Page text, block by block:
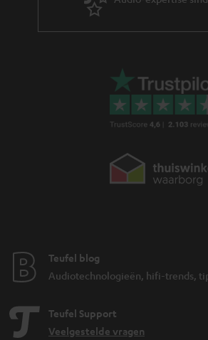
Teufel blog
Audiotechnologieën, hifi-trends,
Teufel Support
Veelgestelde vragen